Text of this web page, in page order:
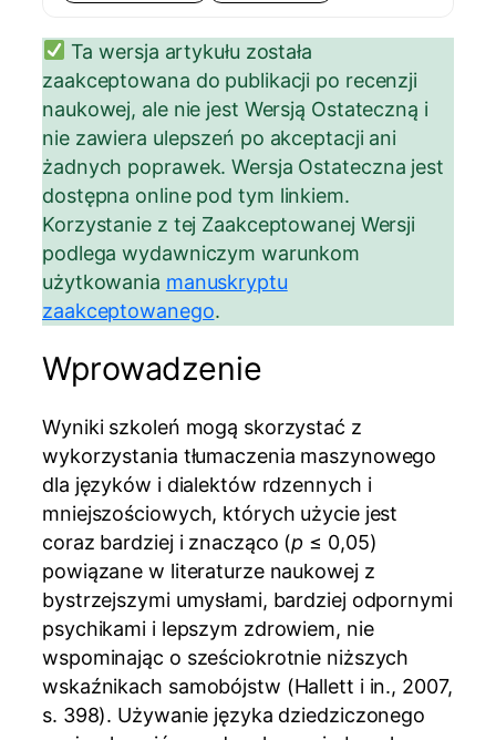
Ta wersja artykułu została
zaakceptowana do publikacji po recenzji
naukowej, ale nie jest Wersją Ostateczną i
nie zawiera ulepszeń po akceptacji ani
żadnych poprawek. Wersja Ostateczna jest
dostępna online pod tym linkiem.
Korzystanie z tej Zaakceptowanej Wersji
podlega wydawniczym warunkom
użytkowania manuskryptu
zaakceptowanego.
Wprowadzenie
Wyniki szkoleń mogą skorzystać z
wykorzystania tłumaczenia maszynowego
dla języków i dialektów rdzennych i
mniejszościowych, których użycie jest
coraz bardziej i znacząco (p ≤ 0,05)
powiązane w literaturze naukowej z
bystrzejszymi umysłami, bardziej odpornymi
psychikami i lepszym zdrowiem, nie
wspominając o sześciokrotnie niższych
wskaźnikach samobójstw (Hallett i in., 2007,
s. 398). Używanie języka dziedziczonego